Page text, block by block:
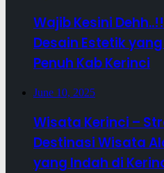
Wajib Kesini
Desain Estetik
Penuh Kab Kerinci
June 10, 2025
Wisata Kerinci –
Destinasi Wisata
yang Indah di